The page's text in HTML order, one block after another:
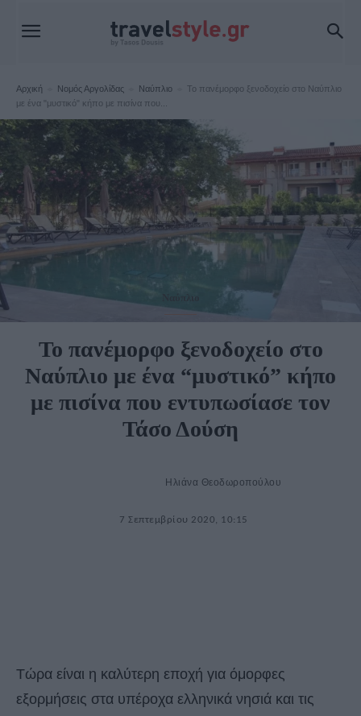
Αρχική Νομός Αργολίδας Ναύπλιο
Το πανέμορφο ξενοδοχείο στο Ναύπλιο
με ένα "μυστικό" κήπο με πισίνα που...
Το πανέμορφο ξενοδοχείο στο
Ναύπλιο με ένα “μυστικό” κήπο
με πισίνα που εντυπωσίασε τον
Τάσο Δούση
Ηλιάνα Θεοδωροπούλου
7 Σεπτεμβρίου 2020, 10:15
Τώρα είναι η καλύτερη εποχή για όμορφες
εξορμήσεις στα υπέροχα ελληνικά νησιά και τις